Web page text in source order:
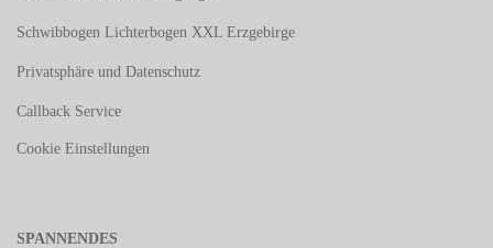
Schwibbogen Lichterbogen XXL Erzgebirge
Privatsphäre und Datenschutz
Callback Service
Cookie Einstellungen
SPANNENDES